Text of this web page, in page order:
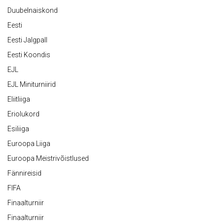
Duubelnaiskond
Eesti
Eesti Jalgpall
Eesti Koondis
EJL
EJL Miniturniirid
Eliitliiga
Eriolukord
Esiliiga
Euroopa Liiga
Euroopa Meistrivõistlused
Fännireisid
FIFA
Finaalturniir
Finaalturniir